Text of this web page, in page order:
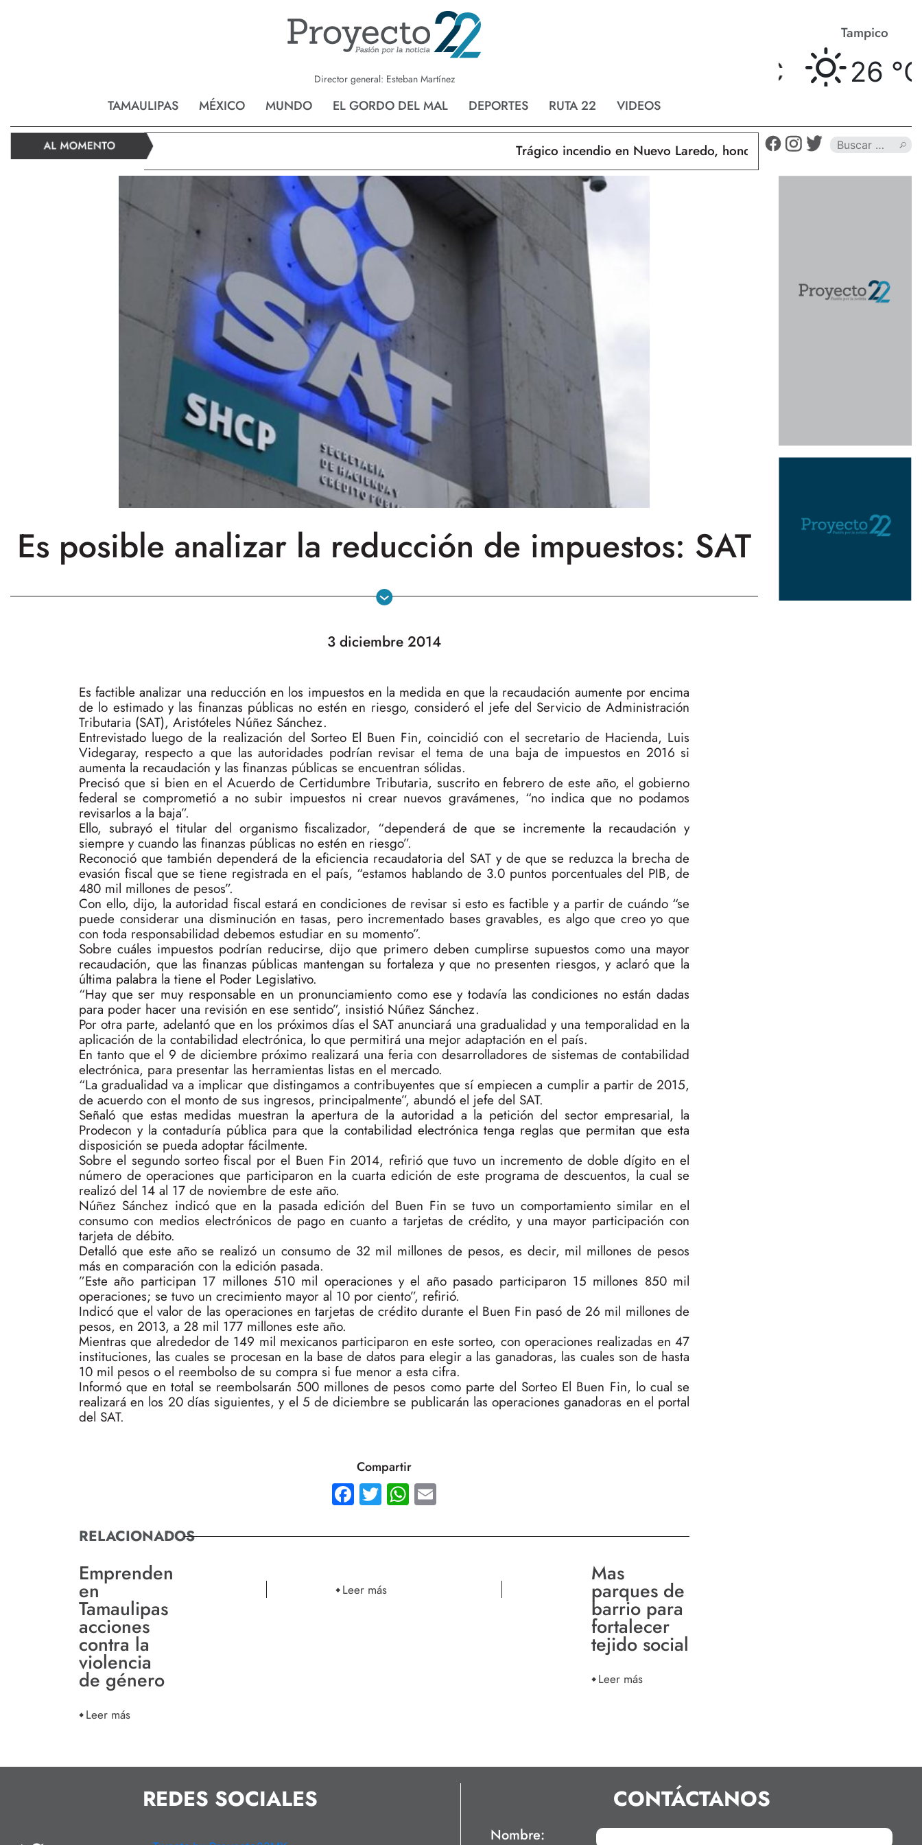
Director general: Esteban Martínez
TAMAULIPAS MÉXICO MUNDO EL GORDO DEL MAL DEPORTES RUTA 22 VIDEOS
Reynosa Nvo. Laredo Tampico
26 ° C
Trágico incendio en Nuevo Laredo, hondureño muere calcinado
Es posible analizar la reducción de impuestos: SAT
3 diciembre 2014
Es factible analizar una reducción en los impuestos en la medida en que la recaudación aumente por encima
de lo estimado y las finanzas públicas no estén en riesgo, consideró el jefe del Servicio de Administración
Tributaria (SAT), Aristóteles Núñez Sánchez.
Entrevistado luego de la realización del Sorteo El Buen Fin, coincidió con el secretario de Hacienda, Luis
Videgaray, respecto a que las autoridades podrían revisar el tema de una baja de impuestos en 2016 si
aumenta la recaudación y las finanzas públicas se encuentran sólidas.
Precisó que si bien en el Acuerdo de Certidumbre Tributaria, suscrito en febrero de este año, el gobierno
federal se comprometió a no subir impuestos ni crear nuevos gravámenes, “no indica que no podamos
revisarlos a la baja”.
Ello, subrayó el titular del organismo fiscalizador, “dependerá de que se incremente la recaudación y
siempre y cuando las finanzas públicas no estén en riesgo”.
Reconoció que también dependerá de la eficiencia recaudatoria del SAT y de que se reduzca la brecha de
evasión fiscal que se tiene registrada en el país, “estamos hablando de 3.0 puntos porcentuales del PIB, de
480 mil millones de pesos”.
Con ello, dijo, la autoridad fiscal estará en condiciones de revisar si esto es factible y a partir de cuándo “se
puede considerar una disminución en tasas, pero incrementado bases gravables, es algo que creo yo que
con toda responsabilidad debemos estudiar en su momento”.
Sobre cuáles impuestos podrían reducirse, dijo que primero deben cumplirse supuestos como una mayor
recaudación, que las finanzas públicas mantengan su fortaleza y que no presenten riesgos, y aclaró que la
última palabra la tiene el Poder Legislativo.
“Hay que ser muy responsable en un pronunciamiento como ese y todavía las condiciones no están dadas
para poder hacer una revisión en ese sentido”, insistió Núñez Sánchez.
Por otra parte, adelantó que en los próximos días el SAT anunciará una gradualidad y una temporalidad en la
aplicación de la contabilidad electrónica, lo que permitirá una mejor adaptación en el país.
En tanto que el 9 de diciembre próximo realizará una feria con desarrolladores de sistemas de contabilidad
electrónica, para presentar las herramientas listas en el mercado.
“La gradualidad va a implicar que distingamos a contribuyentes que sí empiecen a cumplir a partir de 2015,
de acuerdo con el monto de sus ingresos, principalmente”, abundó el jefe del SAT.
Señaló que estas medidas muestran la apertura de la autoridad a la petición del sector empresarial, la
Prodecon y la contaduría pública para que la contabilidad electrónica tenga reglas que permitan que esta
disposición se pueda adoptar fácilmente.
Sobre el segundo sorteo fiscal por el Buen Fin 2014, refirió que tuvo un incremento de doble dígito en el
número de operaciones que participaron en la cuarta edición de este programa de descuentos, la cual se
realizó del 14 al 17 de noviembre de este año.
Núñez Sánchez indicó que en la pasada edición del Buen Fin se tuvo un comportamiento similar en el
consumo con medios electrónicos de pago en cuanto a tarjetas de crédito, y una mayor participación con
tarjeta de débito.
Detalló que este año se realizó un consumo de 32 mil millones de pesos, es decir, mil millones de pesos
más en comparación con la edición pasada.
”Este año participan 17 millones 510 mil operaciones y el año pasado participaron 15 millones 850 mil
operaciones; se tuvo un crecimiento mayor al 10 por ciento”, refirió.
Indicó que el valor de las operaciones en tarjetas de crédito durante el Buen Fin pasó de 26 mil millones de
pesos, en 2013, a 28 mil 177 millones este año.
Mientras que alrededor de 149 mil mexicanos participaron en este sorteo, con operaciones realizadas en 47
instituciones, las cuales se procesan en la base de datos para elegir a las ganadoras, las cuales son de hasta
10 mil pesos o el reembolso de su compra si fue menor a esta cifra.
Informó que en total se reembolsarán 500 millones de pesos como parte del Sorteo El Buen Fin, lo cual se
realizará en los 20 días siguientes, y el 5 de diciembre se publicarán las operaciones ganadoras en el portal
del SAT.
Compartir
Facebook
TwitterWhatsApp
RELACIONADOS
Emprenden
en
Tamaulipas
acciones
contra la
violencia
de género
Leer más
Leer más
Mas
parques de
barrio para
fortalecer
tejido social
Leer más
REDES SOCIALES CONTÁCTANOS
Nombre: